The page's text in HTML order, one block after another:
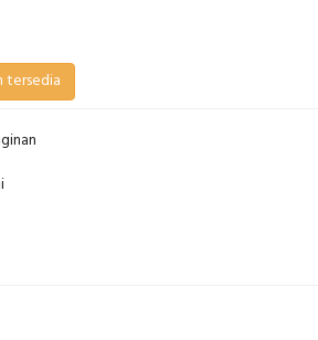
tersedia